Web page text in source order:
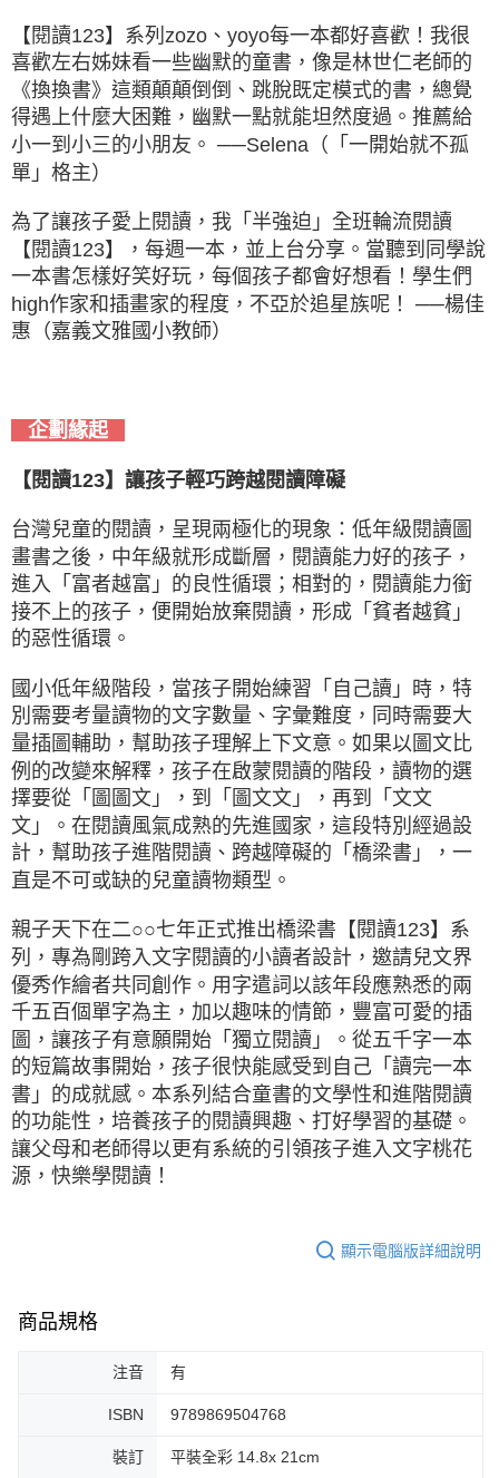
【閱讀123】系列zozo、yoyo每一本都好喜歡！我很
喜歡左右姊妹看一些幽默的童書，像是林世仁老師的
《換換書》這類顛顛倒倒、跳脫既定模式的書，總覺
得遇上什麼大困難，幽默一點就能坦然度過。推薦給
小一到小三的小朋友。 ──Selena（「一開始就不孤
單」格主）
為了讓孩子愛上閱讀，我「半強迫」全班輪流閱讀
【閱讀123】，每週一本，並上台分享。當聽到同學說
一本書怎樣好笑好玩，每個孩子都會好想看！學生們
high作家和插畫家的程度，不亞於追星族呢！ ──楊佳
惠（嘉義文雅國小教師）
企劃緣起
【閱讀123】讓孩子輕巧跨越閱讀障礙
台灣兒童的閱讀，呈現兩極化的現象：低年級閱讀圖
畫書之後，中年級就形成斷層，閱讀能力好的孩子，
進入「富者越富」的良性循環；相對的，閱讀能力銜
接不上的孩子，便開始放棄閱讀，形成「貧者越貧」
的惡性循環。
國小低年級階段，當孩子開始練習「自己讀」時，特
別需要考量讀物的文字數量、字彙難度，同時需要大
量插圖輔助，幫助孩子理解上下文意。如果以圖文比
例的改變來解釋，孩子在啟蒙閱讀的階段，讀物的選
擇要從「圖圖文」，到「圖文文」，再到「文文
文」。在閱讀風氣成熟的先進國家，這段特別經過設
計，幫助孩子進階閱讀、跨越障礙的「橋梁書」，一
直是不可或缺的兒童讀物類型。
親子天下在二○○七年正式推出橋梁書【閱讀123】系
列，專為剛跨入文字閱讀的小讀者設計，邀請兒文界
優秀作繪者共同創作。用字遣詞以該年段應熟悉的兩
千五百個單字為主，加以趣味的情節，豐富可愛的插
圖，讓孩子有意願開始「獨立閱讀」。從五千字一本
的短篇故事開始，孩子很快能感受到自己「讀完一本
書」的成就感。本系列結合童書的文學性和進階閱讀
的功能性，培養孩子的閱讀興趣、打好學習的基礎。
讓父母和老師得以更有系統的引領孩子進入文字桃花
源，快樂學閱讀！
顯示電腦版詳細說明
商品規格
注音 有
ISBN 9789869504768
裝訂 平裝全彩 14.8x 21cm